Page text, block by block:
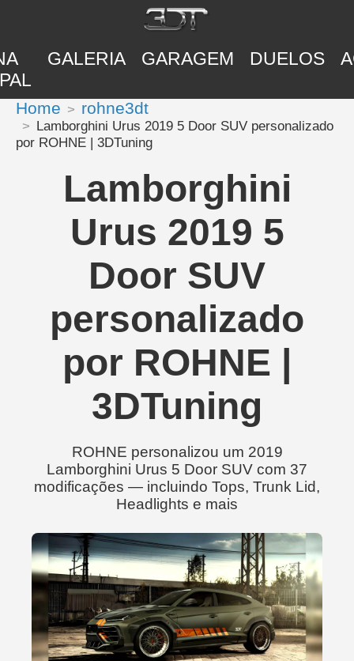
GALERIA GARAGEM DUELOS
Home rohne3dt
Lamborghini Urus 2019 5 Door SUV personalizado
por ROHNE | 3DTuning
Lamborghini
Urus 2019 5
Door SUV
personalizado
por ROHNE |
3DTuning
ROHNE personalizou um 2019
Lamborghini Urus 5 Door SUV com 37
modificações — incluindo Tops, Trunk Lid,
Headlights e mais